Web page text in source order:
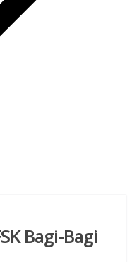
Bagi-Bagi